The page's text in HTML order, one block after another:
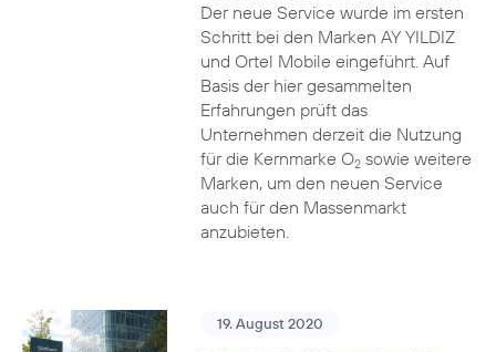
Der neue Service wurde im ersten
Schritt bei den Marken AY YILDIZ
und Ortel Mobile eingeführt. Auf
Basis der hier gesammelten
Erfahrungen prüft das
Unternehmen derzeit die Nutzung
für die Kernmarke O2sowie weitere
Marken, um den neuen Service
auch für den Massenmarkt
anzubieten.
19. August 2020